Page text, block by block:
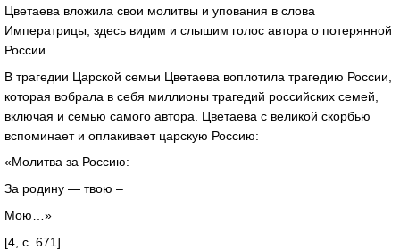
Цветаева вложила свои молитвы и упования в слова
Императрицы, здесь видим и слышим голос автора о потерянной
России.
В трагедии Царской семьи Цветаева воплотила трагедию России,
которая вобрала в себя миллионы трагедий российских семей,
включая и семью самого автора. Цветаева с великой скорбью
вспоминает и оплакивает царскую Россию:
«Молитва за Россию:
За родину — твою –
Мою…»
[4, с. 671]